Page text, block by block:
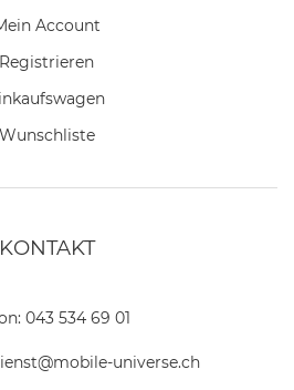
Account
Registrieren
Wunschliste
KONTAKT
043 534 69 01
universe.ch